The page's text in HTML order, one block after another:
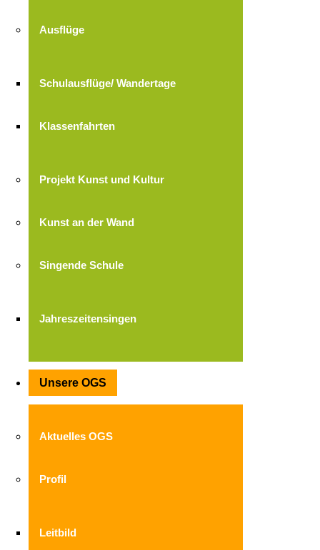
Ausflüge
Schulausflüge/ Wandertage
Klassenfahrten
Projekt Kunst und Kultur
Kunst an der Wand
Singende Schule
Jahreszeitensingen
Unsere OGS
Aktuelles OGS
Profil
Leitbild